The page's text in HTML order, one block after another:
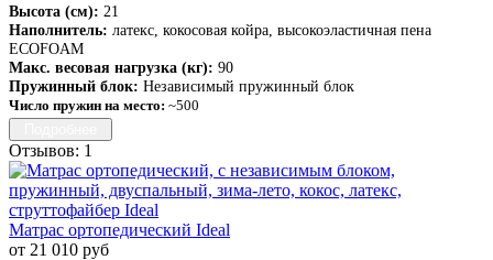
Высота (см): 21
Наполнитель: латекс, кокосовая койра, высокоэластичная пена
ECOFOAM
Макс. весовая нагрузка (кг): 90
Пружинный блок: Независимый пружинный блок
Число пружин на место: ~500
Отзывов: 1
Матрас ортопедический Ideal
от 21 010 руб